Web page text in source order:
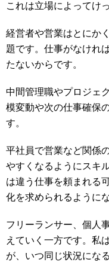
これは立場によってけ
経営者や営業はとにか
題です。仕事がなけれ
たないからです。
中間管理職やプロジェ
模変動や次の仕事確保
す。
平社員で営業など関係
やすくなるようにスキ
は違う仕事を頼まれる
化を求められるように
フリーランサー、個人
えていく一方です。私
が、いつ同じ状況にな